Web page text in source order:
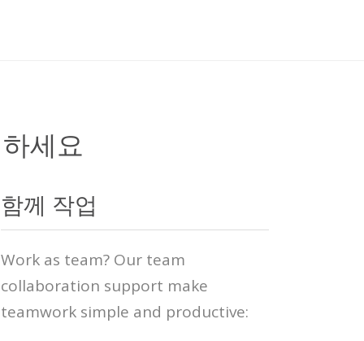
세요
함께 작업
Work as team? Our team
collaboration support make
teamwork simple and productive: